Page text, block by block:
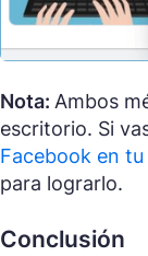
Nota: Ambos
escritorio. Si
Facebook en
para lograrlo.
Conclusión